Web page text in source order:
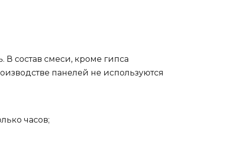
В состав смеси, кроме гипса
панелей не используются
часов;